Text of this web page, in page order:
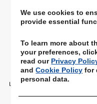
விவசாயிகள்,
பயோமாஸ் பேங்க் கீழ்
கருவிகளை
பல்வேறு
இடங்களில்
டிஜிட்டல் மற்றும்
டு டிராக்கிங் &
We use cookies to
provide essential
To learn more about
your preferences, click
read our Privacy
andCookie Policy for
personal data.